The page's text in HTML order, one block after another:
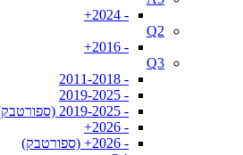
- 2024+
Q2
- 2016+
Q3
- 2011-2018
- 2019-2025
- 2019-2025 (ספורטבק)
- 2026+
- 2026+ (ספורטבק)